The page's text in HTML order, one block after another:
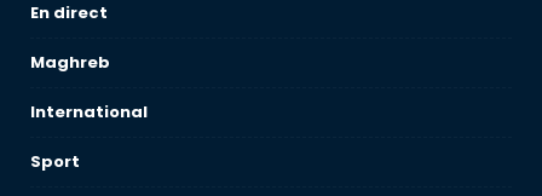
En direct
Maghreb
International
Sport